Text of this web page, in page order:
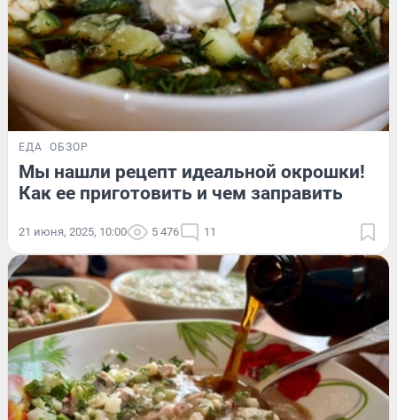
ЕДА ОБЗОР
Мы нашли рецепт идеальной окрошки!
Как ее приготовить и чем заправить
21 июня, 2025, 10:00 5 476 11